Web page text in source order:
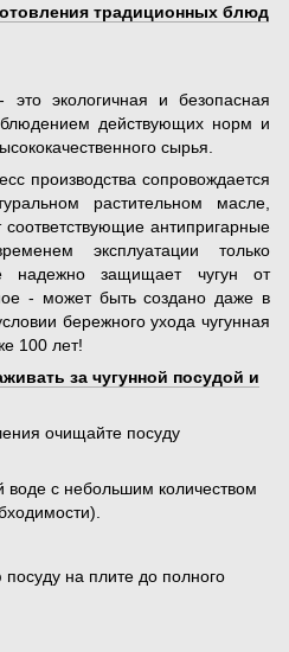
традиционных блюд
это экологичная и безопасная
действующих норм и
сырья.
производства сопровождается
растительном масле,
антипригарные
эксплуатации только
надежно защищает чугун от
- может быть создано даже в
бережного ухода чугунная
100 лет!
за чугунной посудой и
очищайте посуду
воде с небольшим количеством
на плите до полного